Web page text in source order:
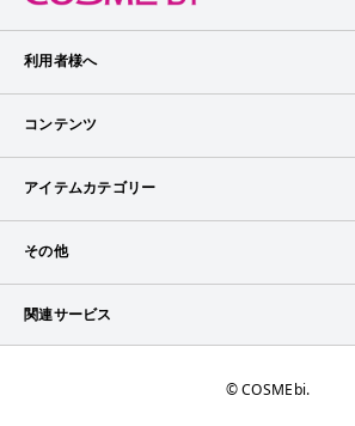
利用者様へ
メンバーログイン
メンバー会員について
アイテム掲載リクエスト
コンテンツ
ランキング
ブランドから探す
ピックアップ特集
アイテムカテゴリー
スキンケア
その他
お問い合わせ（ブランド様）
関連サービス
©︎ COSMEbi.